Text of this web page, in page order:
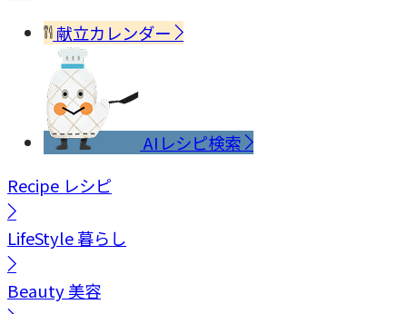
献立カレンダー
AIレシピ検索
Recipe レシピ
LifeStyle暮らし
Beauty美容